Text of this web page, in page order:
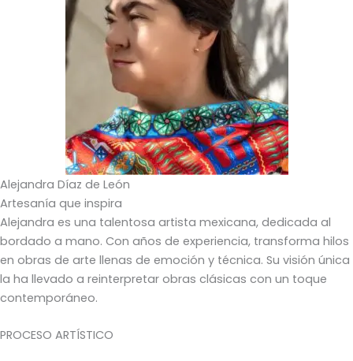
Alejandra Díaz de León
Artesanía que inspira
Alejandra es una talentosa artista mexicana, dedicada al
bordado a mano. Con años de experiencia, transforma hilos
en obras de arte llenas de emoción y técnica. Su visión única
la ha llevado a reinterpretar obras clásicas con un toque
contemporáneo.
PROCESO ARTÍSTICO